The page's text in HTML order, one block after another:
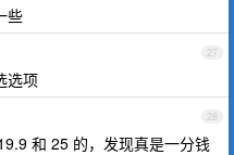
些
27
选项
28
和 25 的，发现真是一分钱